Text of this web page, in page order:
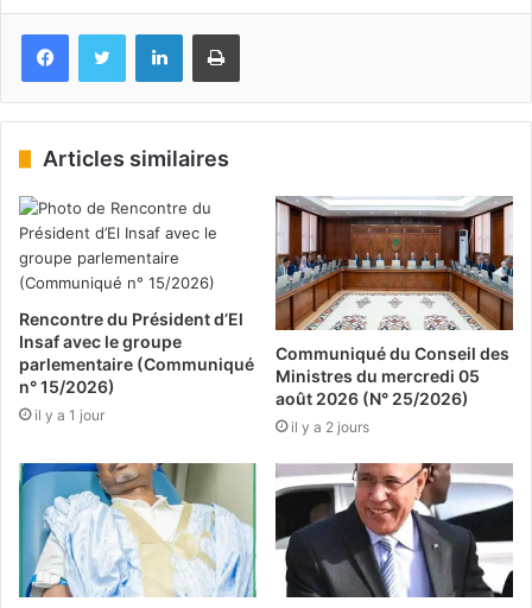
FacebookTwitter LinkedinImprimer
Articles similaires
Rencontre du Président d’El
Insaf avec le groupe
parlementaire (Communiqué
n° 15/2026)
il y a 1 jour
Communiqué du Conseil des
Ministres du mercredi 05
août 2026 (N° 25/2026)
il y a 2 jours